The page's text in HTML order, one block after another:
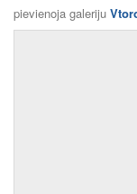
pievienoja galeriju